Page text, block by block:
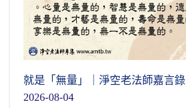
就是「無量」｜淨空老法師嘉言錄
2026-08-04